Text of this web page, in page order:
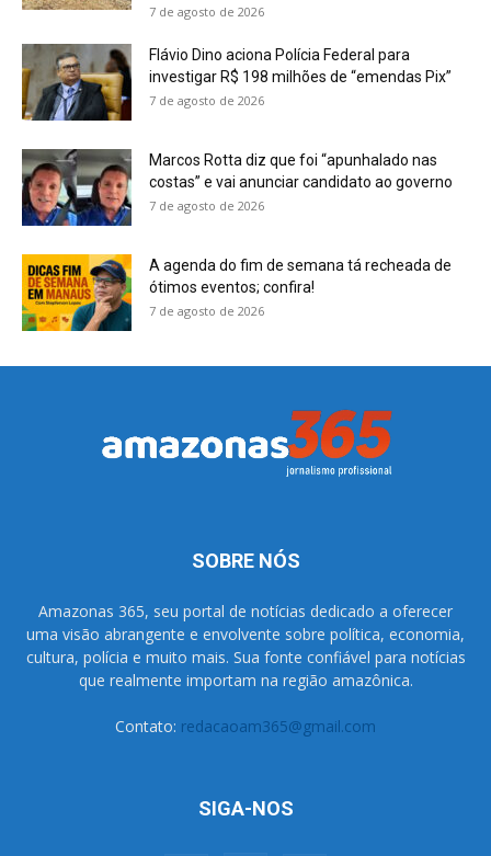
7 de agosto de 2026
Flávio Dino aciona Polícia Federal para
investigar R$ 198 milhões de “emendas Pix”
7 de agosto de 2026
Marcos Rotta diz que foi “apunhalado nas
costas” e vai anunciar candidato ao governo
7 de agosto de 2026
A agenda do fim de semana tá recheada de
ótimos eventos; confira!
7 de agosto de 2026
SOBRE NÓS
Amazonas 365, seu portal de notícias dedicado a oferecer
uma visão abrangente e envolvente sobre política, economia,
cultura, polícia e muito mais. Sua fonte confiável para notícias
que realmente importam na região amazônica.
Contato: redacaoam365@gmail.com
SIGA-NOS